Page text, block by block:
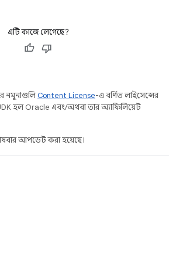
এটি কাজে লেগেছে?
নমুনাগুলিContent License-এ বর্ণিত লাইসেন্সের
হল Oracle এবং/অথবা তার অ্যাফিলিয়েট
আপডেট করা হয়েছে।